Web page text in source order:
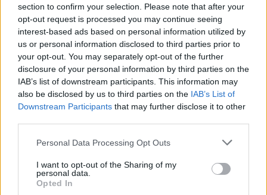
section to confirm your selection. Please note that after your
opt-out request is processed you may continue seeing
interest-based ads based on personal information utilized by
us or personal information disclosed to third parties prior to
your opt-out. You may separately opt-out of the further
disclosure of your personal information by third parties on the
IAB’s list of downstream participants. This information may
also be disclosed by us to third parties on the IAB’s List of
Downstream Participants that may further disclose it to other
Please note that this website/app uses one or more Google
not limited to your visit or usage behaviour. You may click to
grant or deny consent to Google and its third-party tags to
use your data for below specified purposes in below Google
Personal Data Processing Opt Outs
I want to opt-out of the Sharing of my
personal data.
Opted In
Itt egy másik klip is, amiben egyik haverjuknak
nyírnak csodaszép hajat: